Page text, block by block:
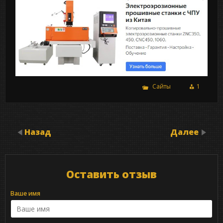
Сайты 1
Назад Далее
Оставить отзыв
Ваше имя